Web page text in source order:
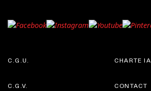
C.G.U.
C.G.V.
CHARTE IA
CONTACT